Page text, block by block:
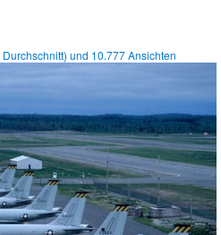
Durchschnitt) und 10.777Ansichten